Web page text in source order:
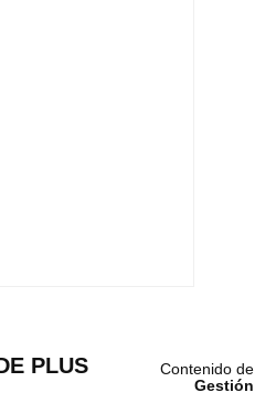
PLUS
Contenido de
Gestión